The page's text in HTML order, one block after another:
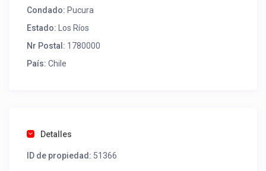
Condado: Pucura
Estado: Los Ríos
Nr Postal: 1780000
País: Chile
Detalles
ID de propiedad: 51366